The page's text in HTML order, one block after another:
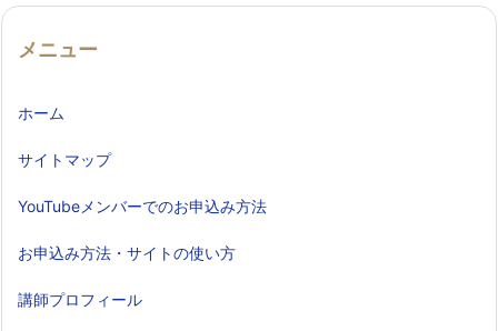
メニュー
ホーム
サイトマップ
YouTubeメンバーでのお申込み方法
お申込み方法・サイトの使い方
講師プロフィール